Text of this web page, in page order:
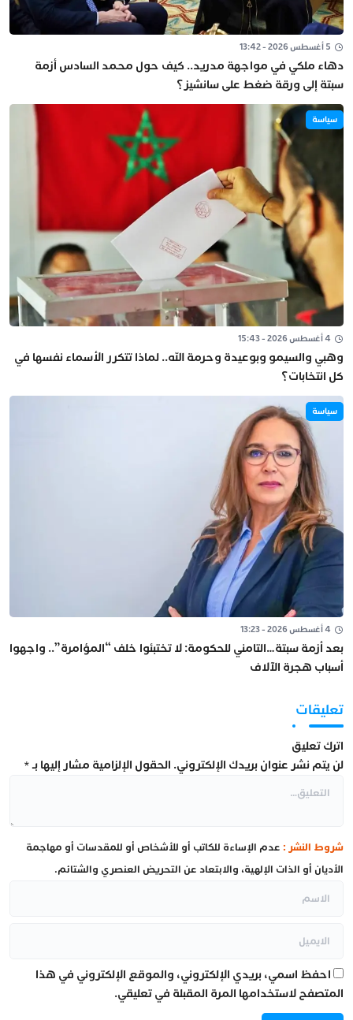
5 أغسطس 2026 - 13:42
دهاء ملكي في مواجهة مدريد.. كيف حول محمد السادس أزمة
سبتة إلى ورقة ضغط على سانشيز؟
سياسة
4 أغسطس 2026 - 15:43
وهبي والسيمو وبوعيدة وحرمة الله.. لماذا تتكرر الأسماء نفسها في
كل انتخابات؟
سياسة
4 أغسطس 2026 - 13:23
بعد أزمة سبتة…التامني للحكومة: لا تختبئوا خلف “المؤامرة”.. واجهوا
أسباب هجرة الآلاف
تعليقات
اترك تعليق
لن يتم نشر عنوان بريدك الإلكتروني. الحقول الإلزامية مشار إليها بـ*
شروط النشر : عدم الإساءة للكاتب أو للأشخاص أو للمقدسات أو مهاجمة
الأديان أو الذات الإلهية، والابتعاد عن التحريض العنصري والشتائم.
احفظ اسمي، بريدي الإلكتروني، والموقع الإلكتروني في هذا
المتصفح لاستخدامها المرة المقبلة في تعليقي.